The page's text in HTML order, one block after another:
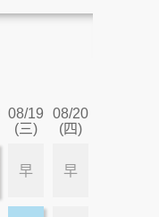
08/19
(三)
08/20
(四)
早 早